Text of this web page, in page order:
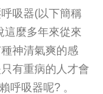
吸器(以下簡稱
這麼多年來從來
神清氣爽的感
有重病的人才會
呼吸器呢? 。